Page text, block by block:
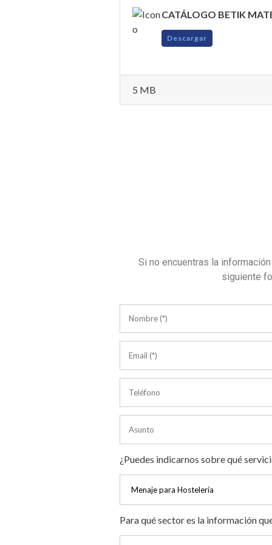
CATÁLOGO BETIK
Descargar
5 MB
Si no encuentras la
siguiente
¿Puedes indicarnos sobre qué
Para qué sector es la información